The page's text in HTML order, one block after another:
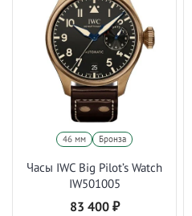
46 мм Бронза
Часы IWC Big Pilot’s Watch
IW501005
83 400 ₽